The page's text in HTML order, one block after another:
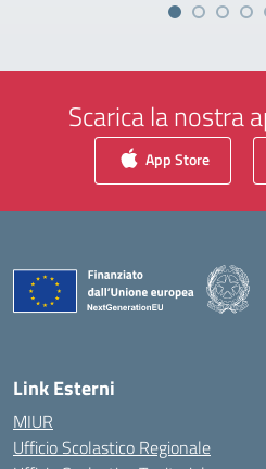
Scarica la nostra
App Store
Link Esterni
MIUR
Ufficio Scolastico Regionale